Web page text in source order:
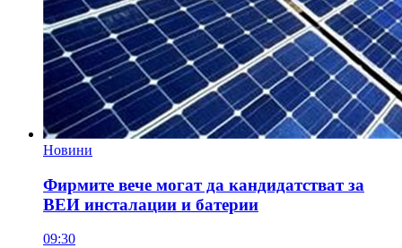
Новини
Фирмите вече могат да кандидатстват за
ВЕИ инсталации и батерии
09:30